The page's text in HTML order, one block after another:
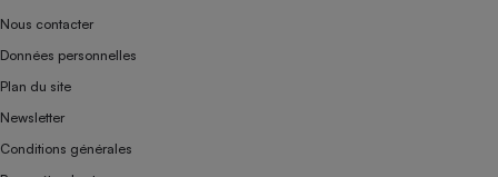
Nous contacter
Données personnelles
Plan du site
Newsletter
Conditions générales